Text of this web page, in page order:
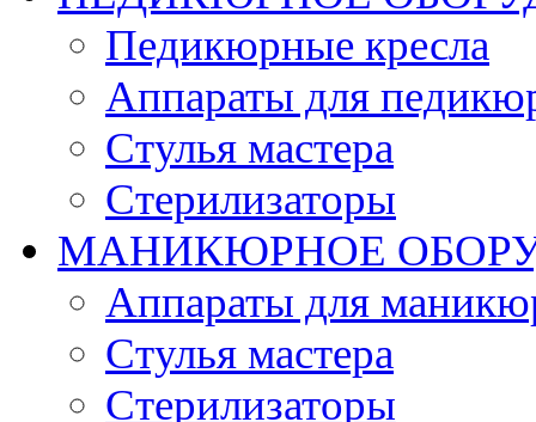
Педикюрные кресла
Аппараты для
Стулья мастера
Стерилизаторы
МАНИКЮРНОЕ
Аппараты для
Стулья мастера
Стерилизаторы